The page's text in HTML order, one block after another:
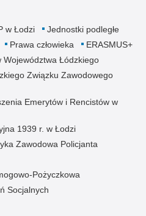
w Łodzi
Jednostki podległe
Prawa człowieka
ERASMUS+
Województwa Łódzkiego
Związku Zawodowego
Emerytów i Rencistów w
1939 r. w Łodzi
Zawodowa Policjanta
Pożyczkowa
Socjalnych